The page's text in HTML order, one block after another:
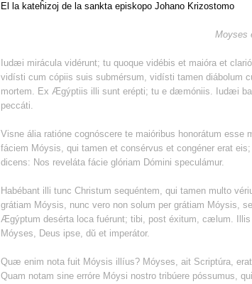
El la kateĥizoj de la sankta episkopo Johano Krizostomo
Moyses
Iudæi mirácula vidérunt; tu quoque vidébis et maióra et
vidísti cum cópiis suis submérsum, vidísti tamen diábolum
mortem. Ex Ægýptiis illi sunt erépti; tu e dæmóniis. Iudæi
peccáti.
Visne ália ratióne cognóscere te maióribus honorátum
fáciem Móysis, qui tamen et consérvus et congéner erat
dicens: Nos reveláta fácie glóriam Dómini speculámur.
Habébant illi tunc Christum sequéntem, qui tamen multo
grátiam Móysis, nunc vero non solum per grátiam Móysis,
Ægýptum desérta loca fuérunt; tibi, post éxitum, cælum.
Móyses, Deus ipse, dŭ et imperátor.
Quæ enim nota fuit Móysis illíus? Móyses, ait Scriptúra,
Quam notam sine erróre Móysi nostro tribúere póssumus,